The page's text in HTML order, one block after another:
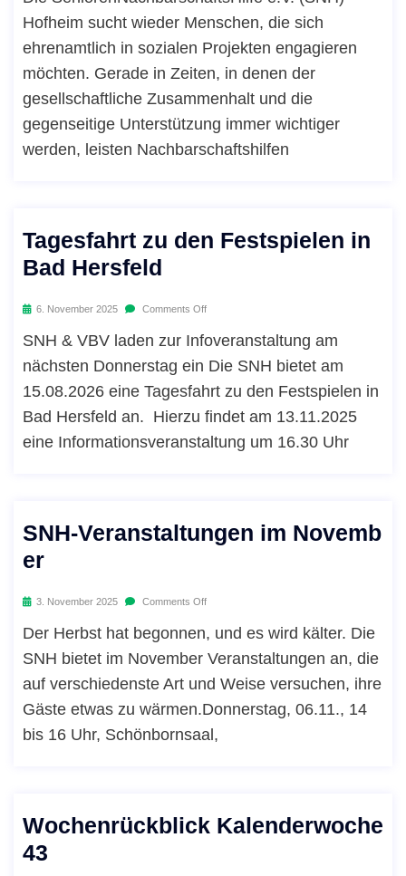
Hofheim sucht wieder Menschen, die sich
ehrenamtlich in sozialen Projekten engagieren
möchten. Gerade in Zeiten, in denen der
gesellschaftliche Zusammenhalt und die
gegenseitige Unterstützung immer wichtiger
werden, leisten Nachbarschaftshilfen
Tagesfahrt zu den Festspielen in
Bad Hersfeld
6. November 2025 Comments Off
SNH & VBV laden zur Infoveranstaltung am
nächsten Donnerstag ein Die SNH bietet am
15.08.2026 eine Tagesfahrt zu den Festspielen in
Bad Hersfeld an. Hierzu findet am 13.11.2025
eine Informationsveranstaltung um 16.30 Uhr
SNH-Veranstaltungen im Novemb
er
3. November 2025 Comments Off
Der Herbst hat begonnen, und es wird kälter. Die
SNH bietet im November Veranstaltungen an, die
auf verschiedenste Art und Weise versuchen, ihre
Gäste etwas zu wärmen.Donnerstag, 06.11., 14
bis 16 Uhr, Schönbornsaal,
Wochenrückblick Kalenderwoche
43